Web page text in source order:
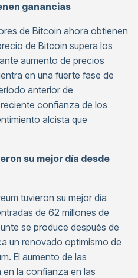
ganancias
de Bitcoin ahora obtienen
de Bitcoin supera los
aumento de precios
en una fuerte fase de
anterior de
confianza de los
alcista que
su mejor día desde
tuvieron su mejor día
de 62 millones de
se produce después de
un renovado optimismo de
El aumento de las
en la confianza en las